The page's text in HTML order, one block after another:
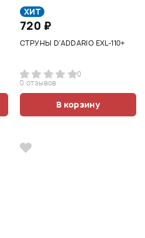
ХИТ
720 ₽
СТРУНЫ D'ADDARIO EXL-110+
0
0 отзывов
В корзину